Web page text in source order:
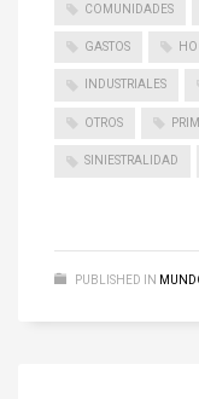
COMUNIDADES
GASTOS
INDUSTRIALES
OTROS
SINIESTRALIDAD
PUBLISHED IN